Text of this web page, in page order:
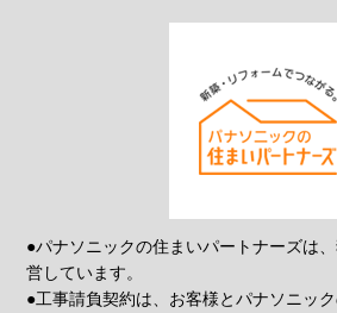
●パナソニックの住まいパートナーズは
営しています。
●工事請負契約は、お客様とパナソニッ